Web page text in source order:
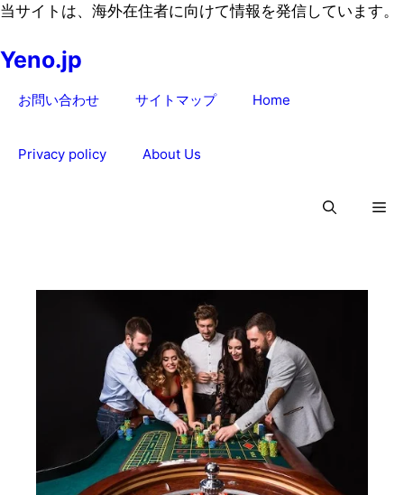
コ
テ
当サイトは、海外在住者に向けて情報を発信しています。
Yeno.jp
お問い合わせ サイトマップ Home
Privacy policy About Us